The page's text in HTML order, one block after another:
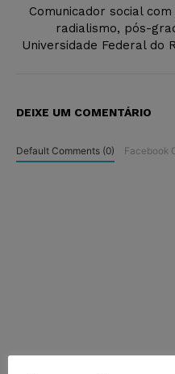
Comunicador social
radialismo, pós-
Universidade Federal do
DEIXE UM COMENTÁRIO
Default Comments (0) Facebook